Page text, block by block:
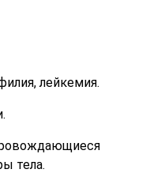
лейкемия.
тела.